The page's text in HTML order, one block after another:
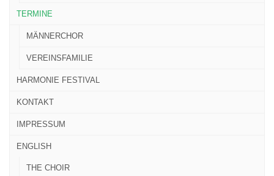
TERMINE
MÄNNERCHOR
VEREINSFAMILIE
HARMONIE FESTIVAL
KONTAKT
IMPRESSUM
ENGLISH
THE CHOIR